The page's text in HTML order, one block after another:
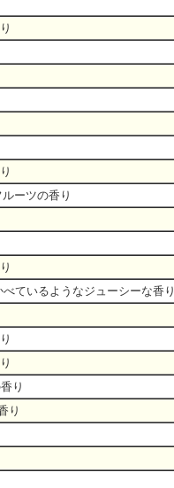
ーツの香り
ているようなジューシーな香り
り
り